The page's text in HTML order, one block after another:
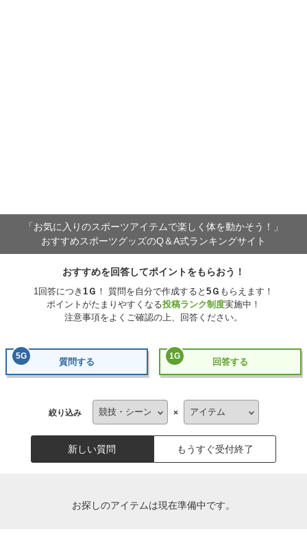
「お気に入りのスポーツアイテムで楽しく体を動かそう！」
おすすめスポーツグッズのQ＆A式ランキングサイト
おすすめを回答してポイントをもらおう！
1回答につき 1 Ｇ ！ 質問を自分で作成すると 5 Ｇ もらえます！
ポイントがたまりやすくなる投稿ランク制度実施中！
注意事項をよくご確認の上、回答ください。
5G
質問する
1G
回答する
絞り込み ×
新しい質問 もうすぐ受付終了
お探しのアイテムは現在準備中です。